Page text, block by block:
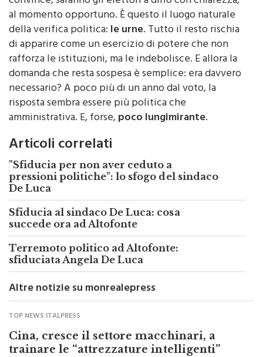
al momento opportuno. È questo il luogo naturale
della verifica politica:le urne. Tutto il resto rischia
di apparire come un esercizio di potere che non
rafforza le istituzioni, ma le indebolisce. E allora la
domanda che resta sospesa è semplice: era davvero
necessario? A poco più di un anno dal voto, la
risposta sembra essere più politica che
amministrativa. E, forse,poco lungimirante.
Articoli correlati
"Sfiducia per non aver ceduto a
pressioni politiche": lo sfogo del sindaco
De Luca
Sfiducia al sindaco De Luca: cosa
succede ora ad Altofonte
Terremoto politico ad Altofonte:
sfiduciata Angela De Luca
Altre notizie su monrealepress
TOP NEWS ITALPRESS
Cina, cresce il settore macchinari, a
trainare le “attrezzature intelligenti”